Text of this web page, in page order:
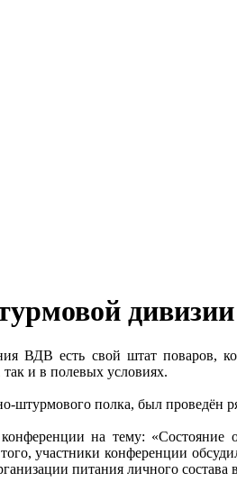
ВДВ есть свой штат поваров,
и в полевых условиях.
штурмового полка, был
на тему: «Состояние
участники конференции
питания личного состава